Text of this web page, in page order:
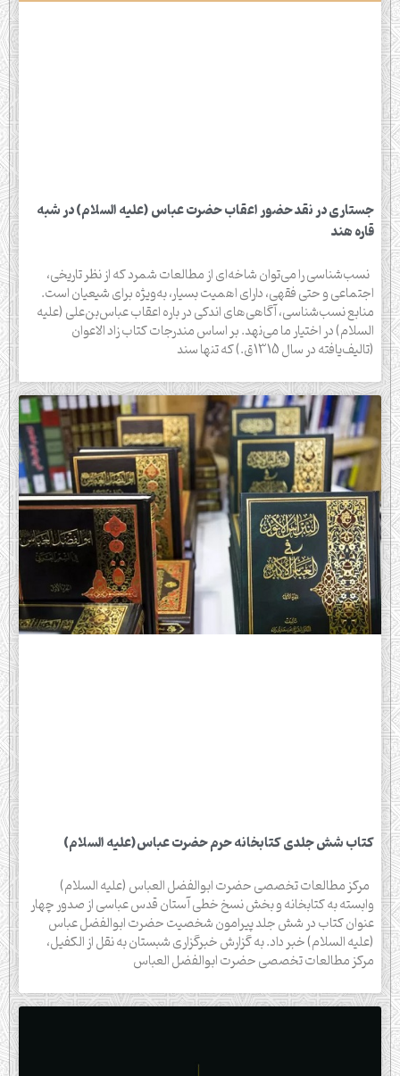
جستاری در نقد حضور اعقاب حضرت عباس (علیه السلام) در شبه
قاره هند
نسب‌شناسی را می‌توان شاخه‌ای از مطالعات شمرد که از نظر تاریخی،
اجتماعی و حتی فقهی، دارای اهمیت بسیار، به‌ویژه برای شیعیان است.
منابع نسب‌شناسی، آگاهی‌های اندکی در باره اعقاب عباس‌بن‌علی (علیه
السلام) در اختیار ما می‌نهد. بر اساس مندرجات کتاب زاد الاعوان
(تالیف‌یافته در سال 1315ق.) که تنها سند
کتاب شش جلدی کتابخانه حرم حضرت عباس(علیه السلام)
مرکز مطالعات تخصصی حضرت ابوالفضل العباس (علیه السلام)
وابسته به کتابخانه و بخش نسخ خطی آستان قدس عباسی از صدور چهار
عنوان کتاب در شش جلد پیرامون شخصیت حضرت ابوالفضل عباس
(علیه السلام) خبر داد. به گزارش خبرگزاری شبستان به نقل از الکفیل،
مرکز مطالعات تخصصی حضرت ابوالفضل العباس